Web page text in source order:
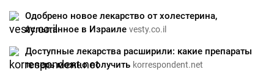
Одобрено новое лекарство от холестерина,
испытанное в Израиле vesty.co.il
Доступные лекарства расширили: какие препараты
теперь можно получить korrespondent.net